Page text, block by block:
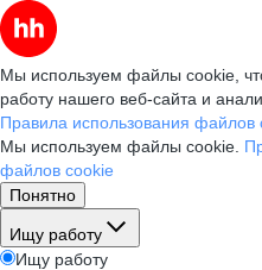
Мы используем файлы cookie,
работу нашего веб-сайта и
Правила использования файлов
Мы используем файлы cookie.
файлов cookie
Понятно
Ищу работу
Ищу работу